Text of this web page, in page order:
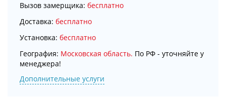
Вызов замерщика: бесплатно
Доставка: бесплатно
Установка: бесплатно
География: Московская область. По РФ - уточняйте у
менеджера!
Дополнительные услуги